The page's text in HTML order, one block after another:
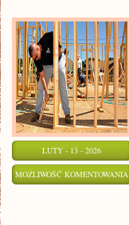
LUTY - 13 - 2026
MOŻLIWOŚĆ KOMENTOWANIA